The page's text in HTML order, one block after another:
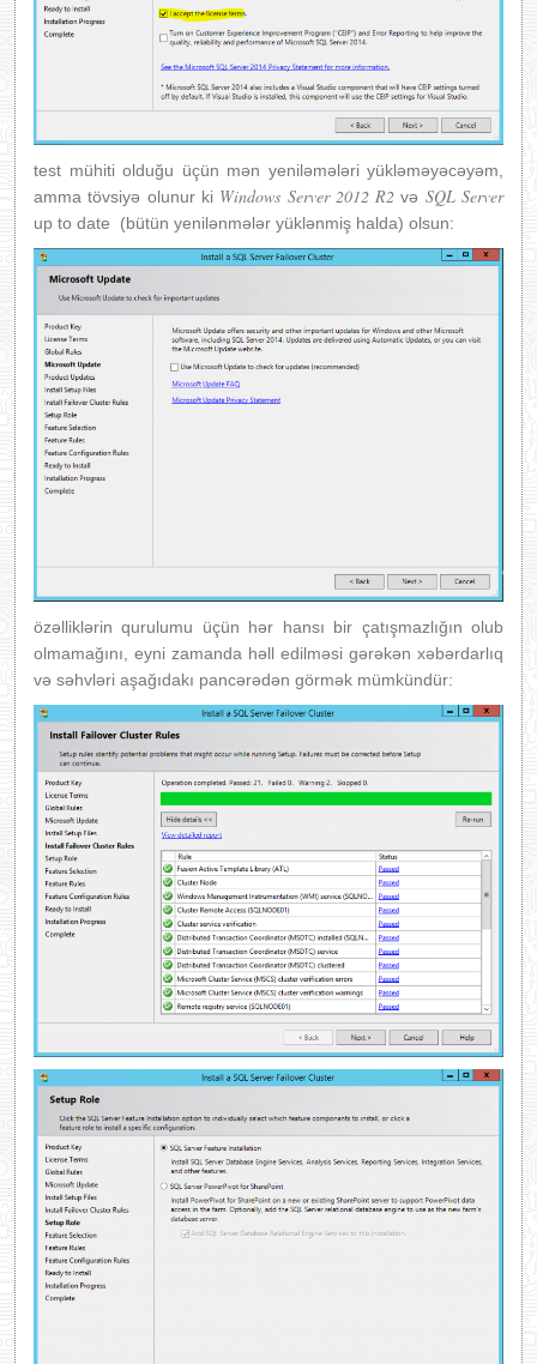
test mühiti olduğu üçün mən yeniləmələri yükləməyəcəyəm,
amma tövsiyə olunur ki Windows Server 2012 R2 və SQL Server
up to date (bütün yenilənmələr yüklənmiş halda) olsun:
özəlliklərin qurulumu üçün hər hansı bir çatışmazlığın olub
olmamağını, eyni zamanda həll edilməsi gərəkən xəbərdarlıq
və səhvləri aşağıdakı pancərədən görmək mümkündür: